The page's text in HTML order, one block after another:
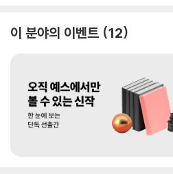
이 분야의 이벤트 12